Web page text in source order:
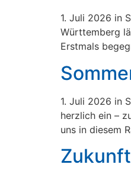
1. Juli 2026 in
Württemberg
Erstmals
1. Juli 2026 in
herzlich ein –
uns in diesem